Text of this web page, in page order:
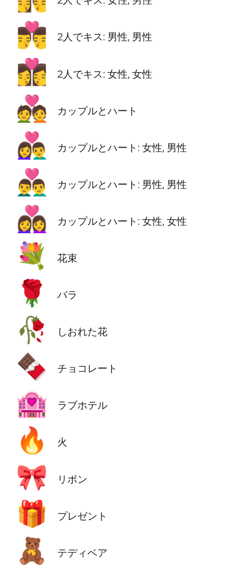
👨‍❤️‍💋‍👨 2人でキス: 男性, 男性
👩‍❤️‍💋‍👩 2人でキス: 女性, 女性
💑 カップルとハート
👩‍❤️‍👨 カップルとハート: 女性, 男性
👨‍❤️‍👨 カップルとハート: 男性, 男性
👩‍❤️‍👩 カップルとハート: 女性, 女性
💐 花束
🌹 バラ
🥀 しおれた花
🍫 チョコレート
🏩 ラブホテル
🔥 火
🎀 リボン
🎁 プレゼント
🧸 テディベア